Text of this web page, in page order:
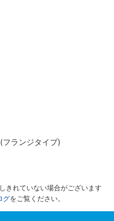
フランジタイプ)
きれていない場合がございます
グをご覧ください。